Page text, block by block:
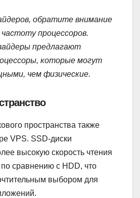
обратите внимание
процессоров.
предлагают
которые могут
чем физические.
пространства также
VPS. SSD-диски
высокую скорость чтения
сравнению с HDD, что
выбором для